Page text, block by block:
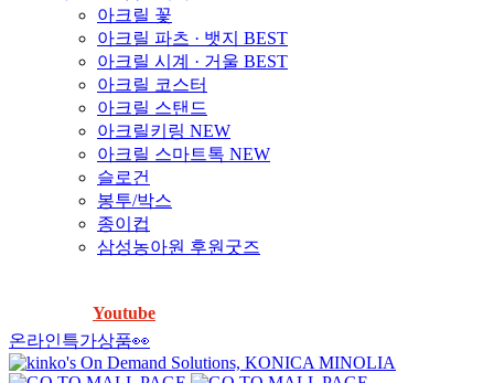
아크릴 꽃
아크릴 파츠 · 뱃지 BEST
아크릴 시계 · 거울 BEST
아크릴 코스터
아크릴 스탠드
아크릴키링 NEW
아크릴 스마트톡 NEW
슬로건
봉투/박스
종이컵
삼성농아원 후원굿즈
Youtube
온라인특가상품👀